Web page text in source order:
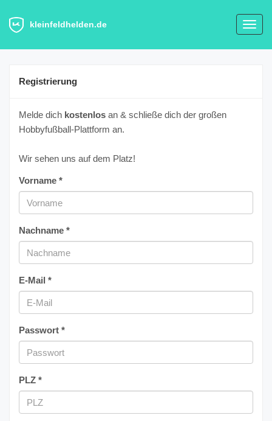
kleinfeldhelden.de
Registrierung
Melde dich kostenlos an & schließe dich der großen
Hobbyfußball-Plattform an.
Wir sehen uns auf dem Platz!
Vorname *
Nachname *
E-Mail *
Passwort *
PLZ *